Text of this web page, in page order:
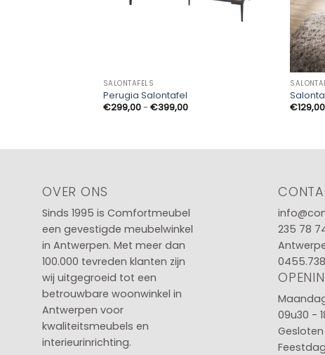
SALONTAFELS
Perugia Salontafel
€299,00- €399,00Prijsklasse:
€299,00
€129,00
OVER ONS
Sinds 1995 is Comfortmeubel
een gevestigde meubelwinkel
in Antwerpen. Met meer dan
100.000 tevreden klanten zijn
wij uitgegroeid tot een
betrouwbare woonwinkel in
Antwerpen voor
kwaliteitsmeubels en
interieurinrichting.
235 78
09u30 -
Gesloten